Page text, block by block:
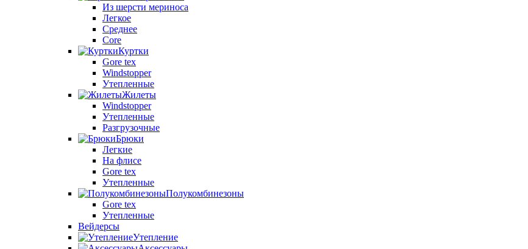
Из шерсти мериноса
Легкое
Среднее
Core
Куртки
Gore tex
Windstopper
Утепленные
Жилеты
Windstopper
Утепленные
Разгрузочные
Брюки
Легкие
На флисе
Gore tex
Утепленные
Полукомбинезоны
Gore tex
Утепленные
Вейдерсы
Утепление